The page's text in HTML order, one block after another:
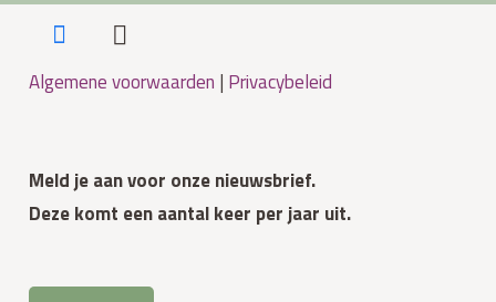
Algemene voorwaarden | Privacybeleid
Meld je aan voor onze nieuwsbrief.
Deze komt een aantal keer per jaar uit.